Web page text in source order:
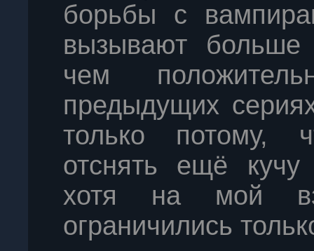
борьбы с
вызывают больше
чем
предыдущих
только потому,
отснять ещё
хотя на мой
ограничились